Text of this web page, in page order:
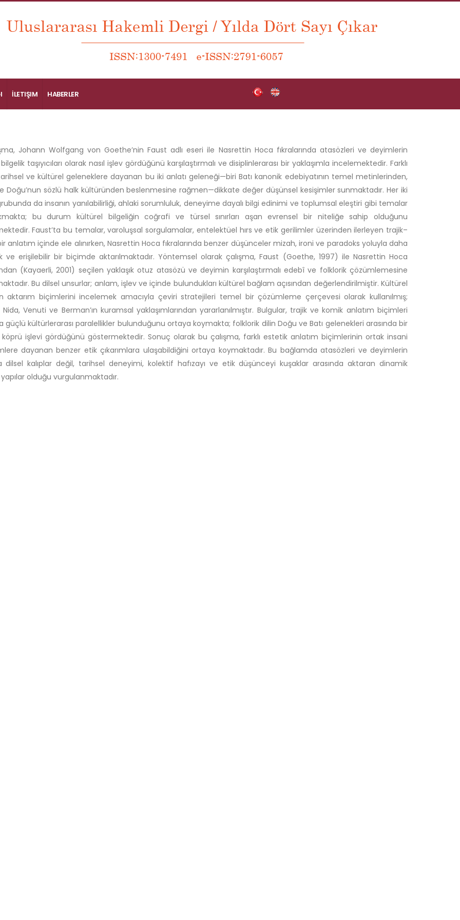
İLETIŞIM HABERLER
Johann Wolfgang von Goethe’nin Faust adlı eseri ile Nasrettin Hoca fıkralarında atasözleri ve deyimlerin
taşıyıcıları olarak nasıl işlev gördüğünü karşılaştırmalı ve disiplinlerarası bir yaklaşımla incelemektedir. Farklı
ve kültürel geleneklere dayanan bu iki anlatı geleneği—biri Batı kanonik edebiyatının temel metinlerinden,
Doğu’nun sözlü halk kültüründen beslenmesine rağmen—dikkate değer düşünsel kesişimler sunmaktadır. Her iki
da insanın yanılabilirliği, ahlaki sorumluluk, deneyime dayalı bilgi edinimi ve toplumsal eleştiri gibi temalar
bu durum kültürel bilgeliğin coğrafi ve türsel sınırları aşan evrensel bir niteliğe sahip olduğunu
Faust’ta bu temalar, varoluşsal sorgulamalar, entelektüel hırs ve etik gerilimler üzerinden ilerleyen trajik–
anlatım içinde ele alınırken, Nasrettin Hoca fıkralarında benzer düşünceler mizah, ironi ve paradoks yoluyla daha
ve erişilebilir bir biçimde aktarılmaktadır. Yöntemsel olarak çalışma, Faust (Goethe, 1997) ile Nasrettin Hoca
(Kayaerli, 2001) seçilen yaklaşık otuz atasözü ve deyimin karşılaştırmalı edebî ve folklorik çözümlemesine
Bu dilsel unsurlar; anlam, işlev ve içinde bulundukları kültürel bağlam açısından değerlendirilmiştir. Kültürel
aktarım biçimlerini incelemek amacıyla çeviri stratejileri temel bir çözümleme çerçevesi olarak kullanılmış;
Nida, Venuti ve Berman’ın kuramsal yaklaşımlarından yararlanılmıştır. Bulgular, trajik ve komik anlatım biçimleri
güçlü kültürlerarası paralellikler bulunduğunu ortaya koymakta; folklorik dilin Doğu ve Batı gelenekleri arasında bir
işlevi gördüğünü göstermektedir. Sonuç olarak bu çalışma, farklı estetik anlatım biçimlerinin ortak insani
dayanan benzer etik çıkarımlara ulaşabildiğini ortaya koymaktadır. Bu bağlamda atasözleri ve deyimlerin
dilsel kalıplar değil, tarihsel deneyimi, kolektif hafızayı ve etik düşünceyi kuşaklar arasında aktaran dinamik
olduğu vurgulanmaktadır.